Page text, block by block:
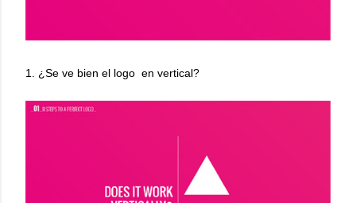
1. ¿Se ve bien el logo en vertical?